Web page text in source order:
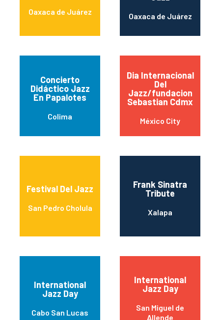
Oaxaca de Juárez Oaxaca de Juárez
Concierto
Didáctico Jazz
En Papalotes
Colima
Dia Internacional
Del
Jazz/fundacion
Sebastian Cdmx
México City
Festival Del Jazz
San Pedro Cholula
Frank Sinatra
Tribute
Xalapa
International
Jazz Day
Cabo San Lucas
International
Jazz Day
San Miguel de
Allende